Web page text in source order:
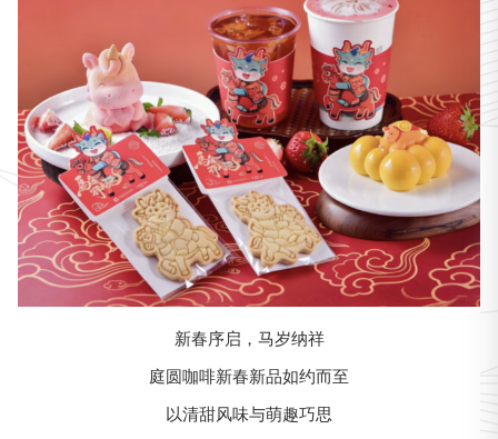
新春序启，马岁纳祥
庭圆咖啡新春新品如约而至
以清甜风味与萌趣巧思